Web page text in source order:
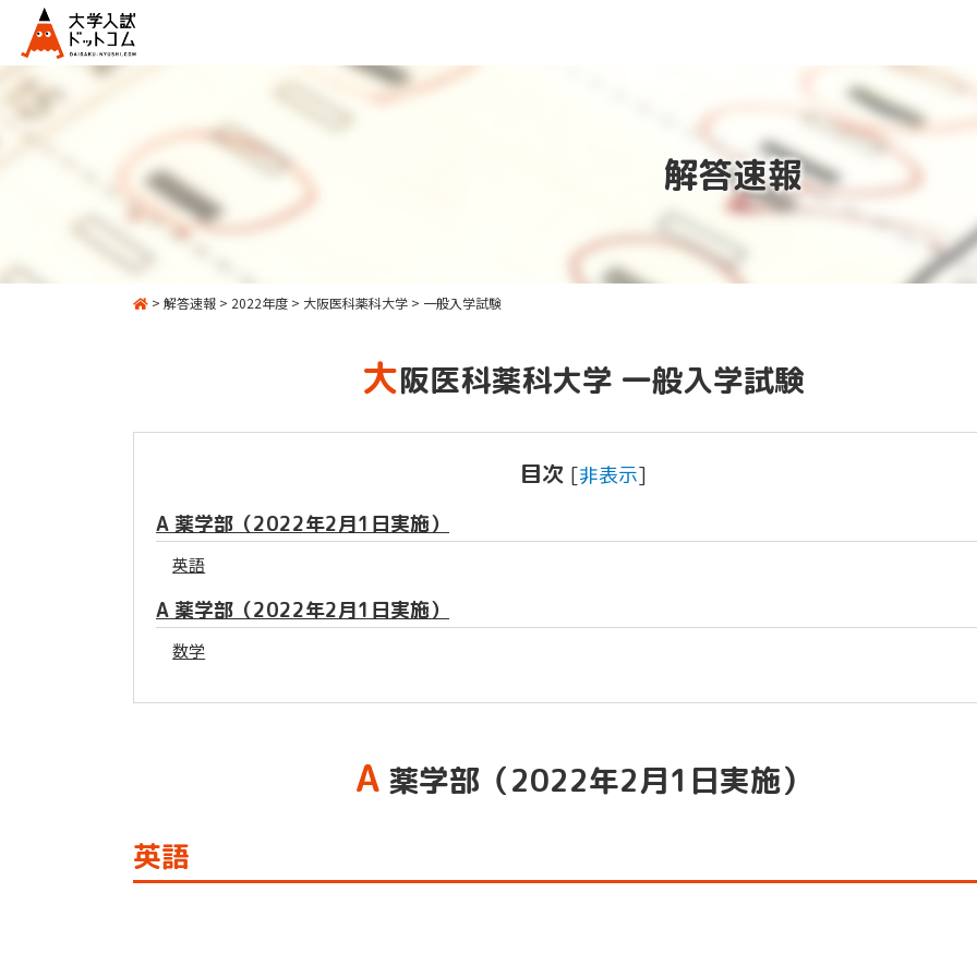
解答速報
> 解答速報 > 2022年度 > 大阪医科薬科大学 > 一般入学試験
大阪医科薬科大学 一般入学試験
目次 [非表示]
A 薬学部（2022年2月1日実施）
英語
A 薬学部（2022年2月1日実施）
数学
A薬学部（2022年2月1日実施）
英語